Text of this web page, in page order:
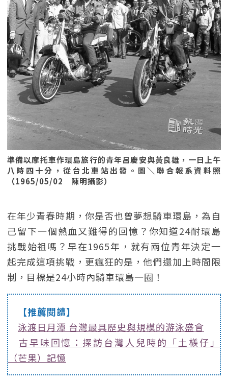
準備以摩托車作環島旅行的青年呂慶安與黃良雄，一日上午
八時四十分，從台北車站出發。圖＼聯合報系資料照
（1965/05/02 陳明攝影）
在年少青春時期，你是否也曾夢想騎車環島，為自
己留下一個熱血又難得的回憶？你知道24耐環島
挑戰始祖嗎？早在1965年，就有兩位青年決定一
起完成這項挑戰，更瘋狂的是，他們還加上時間限
制，目標是24小時內騎車環島一圈！
【推薦閱讀】
泳渡日月潭 台灣最具歷史與規模的游泳盛會
古早味回憶：探訪台灣人兒時的「土檨仔」
（芒果）記憶